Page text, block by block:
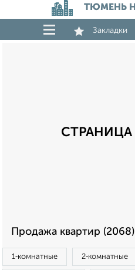
ТЮМЕНЬ
Закладки
Продажа квартир (2068)
1‑комнатные 2‑комнатные